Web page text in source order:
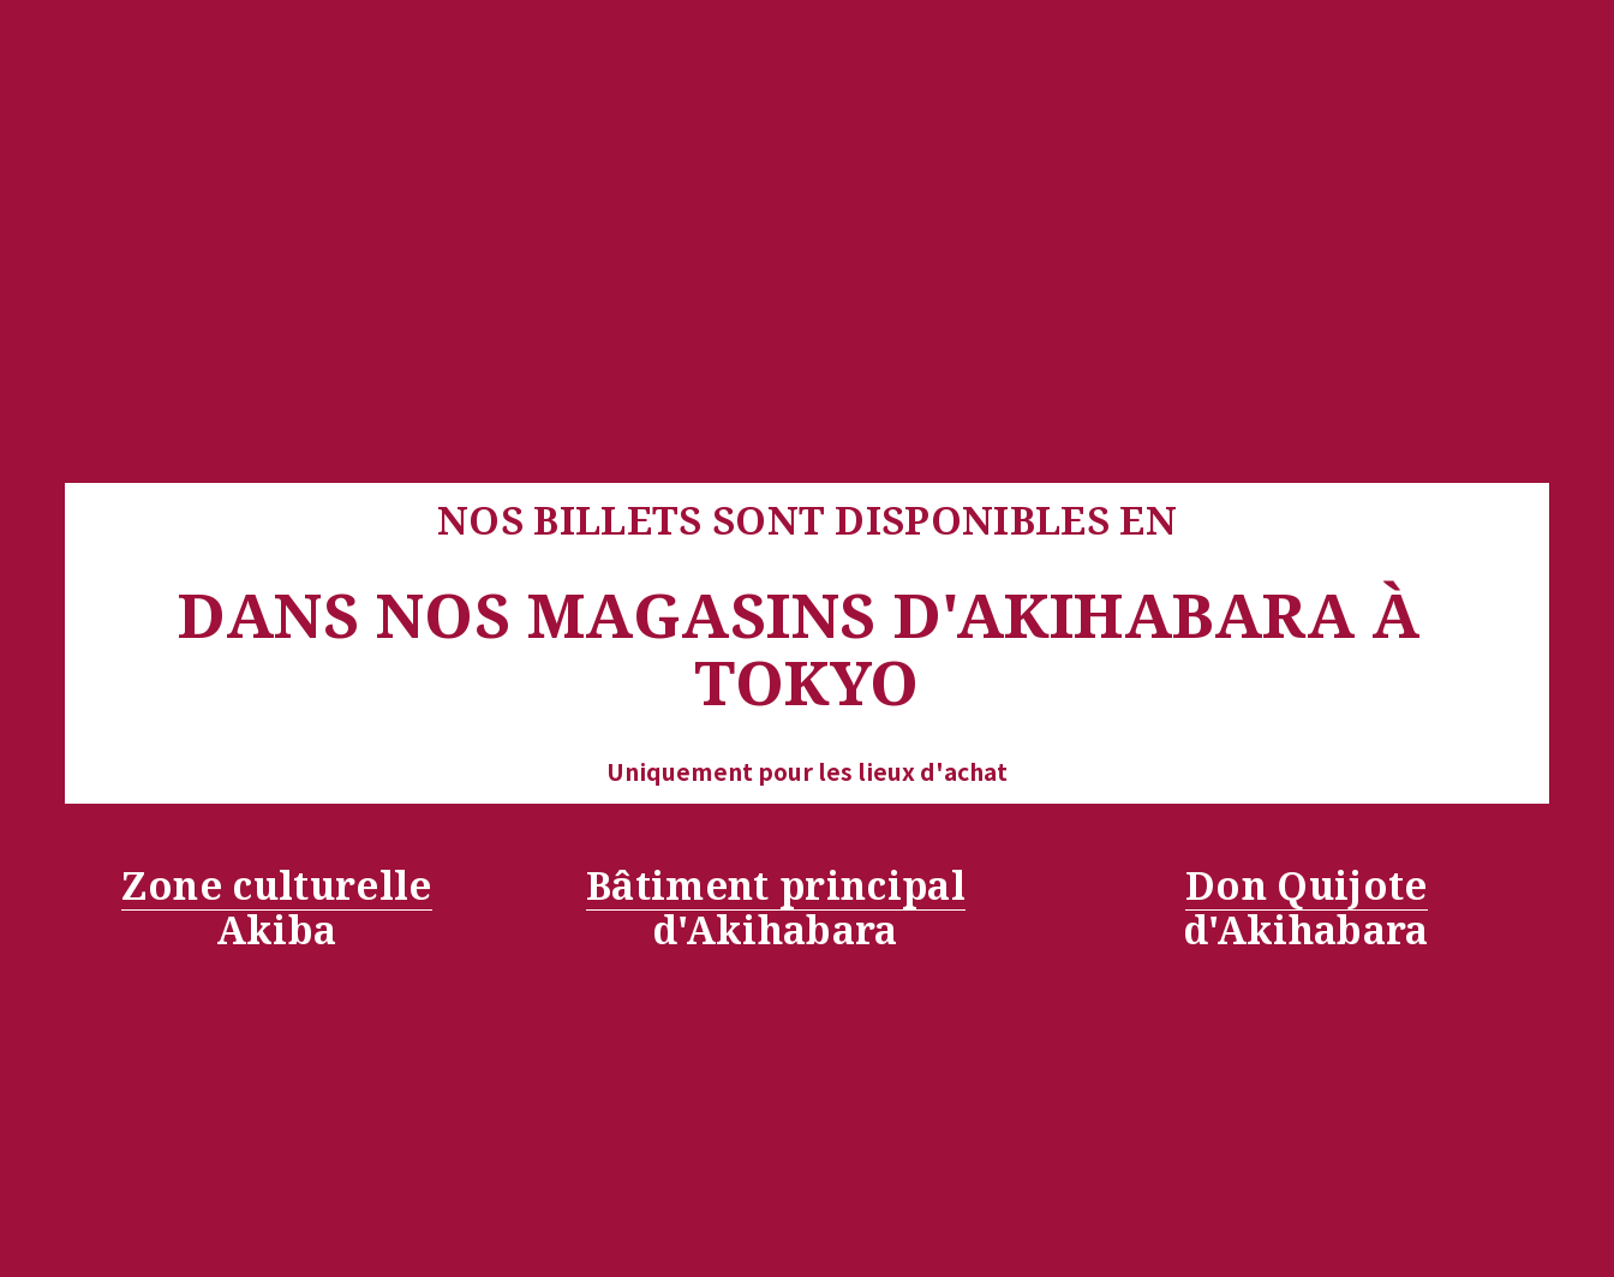
NOS BILLETS SONT DISPONIBLES EN
DANS NOS MAGASINS D'AKIHABARA À
TOKYO
Uniquement pour les lieux d'achat
Zone culturelle
Akiba
Bâtiment principal
d'Akihabara
Don Quijote
d'Akihabara